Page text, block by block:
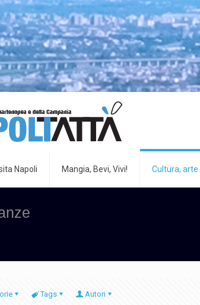
Napoli Mangia, Bevi, Vivi! Cultura,
Tags Autori